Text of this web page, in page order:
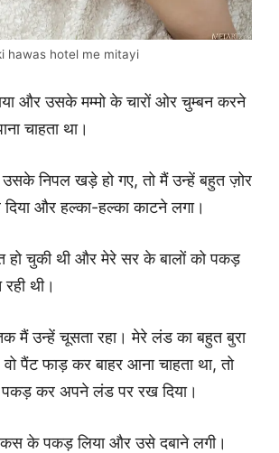
hawas hotel me mitayi
और उसके मम्मो के चारों ओर चुम्बन करने
चाहता था।
उसके निपल खड़े हो गए, तो मैं उन्हें बहुत ज़ोर
और हल्का-हल्का काटने लगा।
हो चुकी थी और मेरे सर के बालों को पकड़
थी।
मैं उन्हें चूसता रहा। मेरे लंड का बहुत बुरा
पैंट फाड़ कर बाहर आना चाहता था, तो
पकड़ कर अपने लंड पर रख दिया।
के पकड़ लिया और उसे दबाने लगी।